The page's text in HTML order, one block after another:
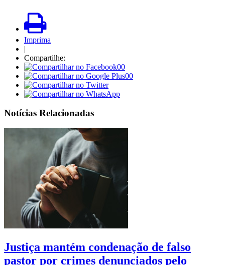
Imprima
|
Compartilhe:
00
00
Notícias Relacionadas
Justiça mantém condenação de falso
pastor por crimes denunciados pelo